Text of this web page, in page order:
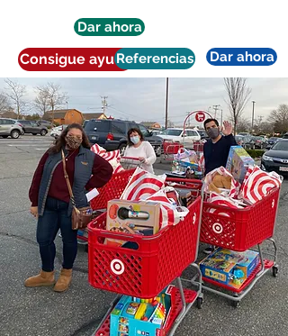
Dar ahora
Consigue ayudaReferencias Dar ahora